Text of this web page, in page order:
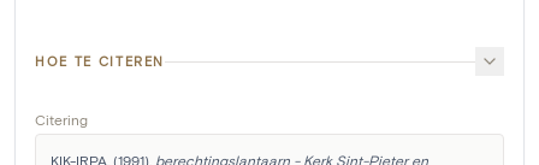
HOE TE CITEREN
Citering
KIK-IRPA. (1991). berechtingslantaarn - Kerk Sint-Pieter en